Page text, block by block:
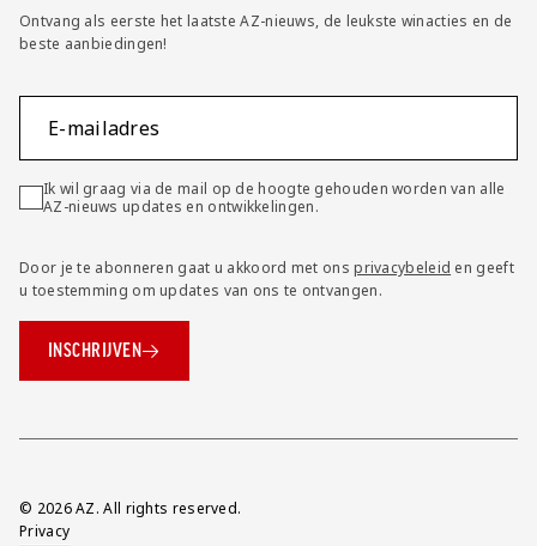
Ontvang als eerste het laatste AZ-nieuws, de leukste winacties en de
beste aanbiedingen!
E-mailadres
Ik wil graag via de mail op de hoogte gehouden worden van alle
AZ-nieuws updates en ontwikkelingen.
Door je te abonneren gaat u akkoord met onsprivacybeleid en geeft
u toestemming om updates van ons te ontvangen.
INSCHRIJVEN
Overig
© 2026 AZ. All rights reserved.
Privacy